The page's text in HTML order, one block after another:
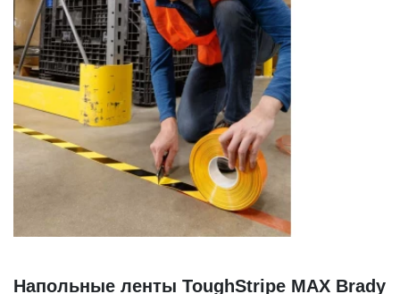
Напольные ленты ToughStripe MAX Brady